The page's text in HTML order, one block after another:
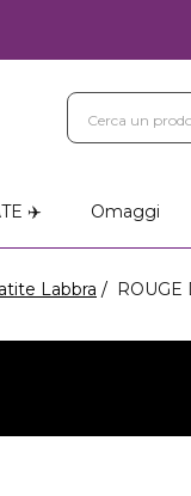
✈️ Omaggi
Labbra